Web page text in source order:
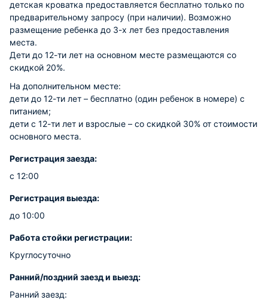
детская кроватка предоставляется бесплатно только по
предварительному запросу (при наличии). Возможно
размещение ребенка до 3-х лет без предоставления
места.
Дети до 12-ти лет на основном месте размещаются со
скидкой 20%.
На дополнительном месте:
дети до 12-ти лет – бесплатно (один ребенок в номере) с
питанием;
дети с 12-ти лет и взрослые – со скидкой 30% от стоимости
основного места.
Регистрация заезда:
с 12:00
Регистрация выезда:
до 10:00
Работа стойки регистрации:
Круглосуточно
Ранний/поздний заезд и выезд:
Ранний заезд: